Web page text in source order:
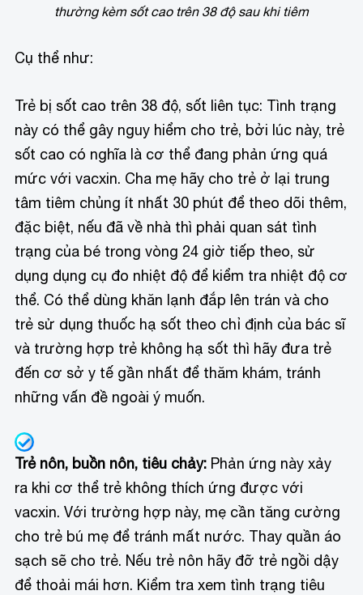
thường kèm sốt cao trên 38 độ sau khi tiêm
Cụ thể như:
Trẻ bị sốt cao trên 38 độ, sốt liên tục: Tình trạng
này có thể gây nguy hiểm cho trẻ, bởi lúc này, trẻ
sốt cao có nghĩa là cơ thể đang phản ứng quá
mức với vacxin. Cha mẹ hãy cho trẻ ở lại trung
tâm tiêm chủng ít nhất 30 phút để theo dõi thêm,
đặc biệt, nếu đã về nhà thì phải quan sát tình
trạng của bé trong vòng 24 giờ tiếp theo, sử
dụng dụng cụ đo nhiệt độ để kiểm tra nhiệt độ cơ
thể. Có thể dùng khăn lạnh đắp lên trán và cho
trẻ sử dụng thuốc hạ sốt theo chỉ định của bác sĩ
và trường hợp trẻ không hạ sốt thì hãy đưa trẻ
đến cơ sở y tế gần nhất để thăm khám, tránh
những vấn đề ngoài ý muốn.
Trẻ nôn, buồn nôn, tiêu chảy: Phản ứng này xảy
ra khi cơ thể trẻ không thích ứng được với
vacxin. Với trường hợp này, mẹ cần tăng cường
cho trẻ bú mẹ để tránh mất nước. Thay quần áo
sạch sẽ cho trẻ. Nếu trẻ nôn hãy đỡ trẻ ngồi dậy
để thoải mái hơn. Kiểm tra xem tình trạng tiêu